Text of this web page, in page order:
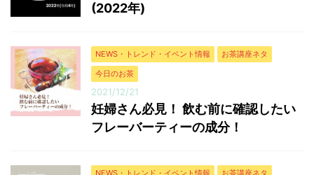
(2022年)
NEWS・トレンド・イベント情報
お茶講座ネタ
今日のお茶
2021/12/21
妊婦さん必見！ 飲む前に確認したい
フレーバーティーの成分！
NEWS・トレンド・イベント情報
お茶講座ネタ